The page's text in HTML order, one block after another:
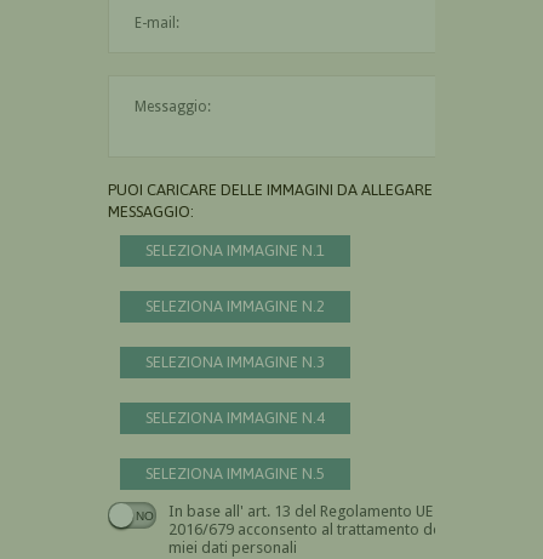
PUOI CARICARE DELLE IMMAGINI DA ALLEGARE AL
MESSAGGIO:
SELEZIONA IMMAGINE N.1
SELEZIONA IMMAGINE N.2
SELEZIONA IMMAGINE N.3
SELEZIONA IMMAGINE N.4
SELEZIONA IMMAGINE N.5
In base all' art. 13 del Regolamento UE n.
2016/679 acconsento al trattamento dei
miei dati personali
Devi dare il consenso